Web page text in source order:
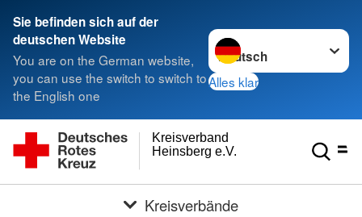
Sie befinden sich auf der
deutschen Website
You are on the German website,
you can use the switch to switch to
the English one
Sprache wechseln zu
Alles klar
Heinsberg e.V.
Kreisverband
Kreisverbände